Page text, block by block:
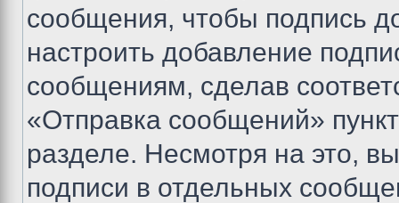
сообщения, чтобы подпись
настроить добавление
сообщениям, сделав
«Отправка сообщений»
разделе. Несмотря на это,
подписи в отдельных